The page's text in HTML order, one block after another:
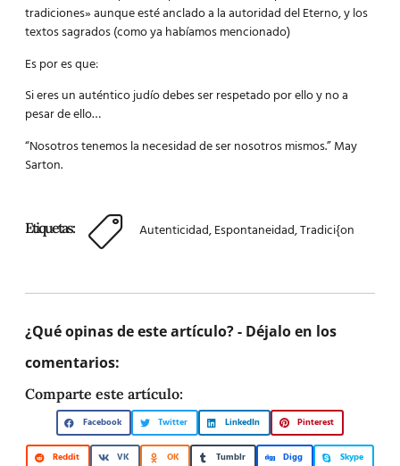
tradiciones» aunque esté anclado a la autoridad del Eterno, y los
textos sagrados (como ya habíamos mencionado)
Es por es que:
Si eres un auténtico judío debes ser respetado por ello y no a
pesar de ello…
“Nosotros tenemos la necesidad de ser nosotros mismos.” May
Sarton.
Etiquetas: Autenticidad,Espontaneidad,Tradici{on
¿Qué opinas de este artículo? - Déjalo en los
comentarios:
Comparte este artículo:
Facebook Twitter LinkedIn Pinterest
Reddit VK OK Tumblr Digg Skype